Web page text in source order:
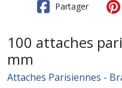
Partager
100 attaches
mm
Attaches Parisiennes -